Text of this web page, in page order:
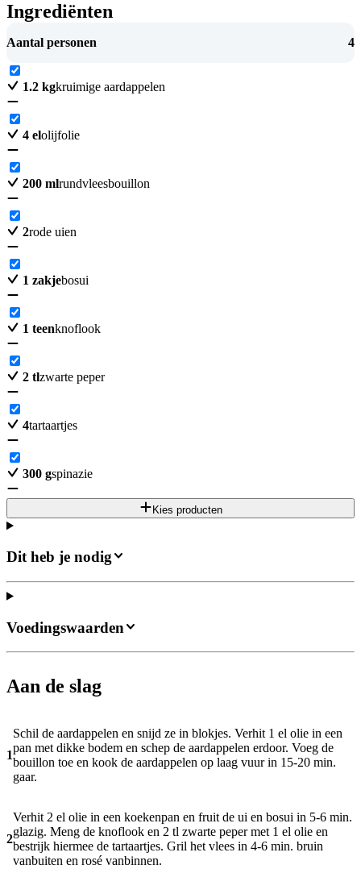
Ingrediënten
Aantal personen 4
1.2 kgkruimige aardappelen
4 elolijfolie
200 mlrundvleesbouillon
2rode uien
1 zakjebosui
1 teenknoflook
2 tlzwarte peper
4tartaartjes
300 gspinazie
Kies producten
Dit heb je nodig
Aan de slag
1
Schil de aardappelen en snijd ze in blokjes. Verhit 1 el olie in een
pan met dikke bodem en schep de aardappelen erdoor. Voeg de
bouillon toe en kook de aardappelen op laag vuur in 15-20 min.
gaar.
2
Verhit 2 el olie in een koekenpan en fruit de ui en bosui in 5-6 min.
glazig. Meng de knoflook en 2 tl zwarte peper met 1 el olie en
bestrijk hiermee de tartaartjes. Gril het vlees in 4-6 min. bruin
vanbuiten en rosé vanbinnen.
Voedingswaarden